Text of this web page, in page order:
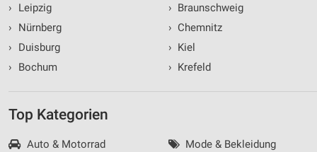
›
Leipzig
›
Nürnberg
›
Duisburg
›
Bochum
› Braunschweig
› Chemnitz
› Kiel
› Krefeld
Top Kategorien
Auto & Motorrad
Mode & Bekleidung